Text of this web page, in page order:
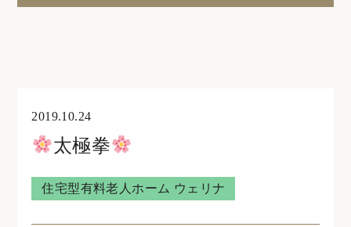
住宅型有料老人ホームウェリナ
0761-47-7215
2019.10.24
太極拳
住宅型有料老人ホーム ウェリナ